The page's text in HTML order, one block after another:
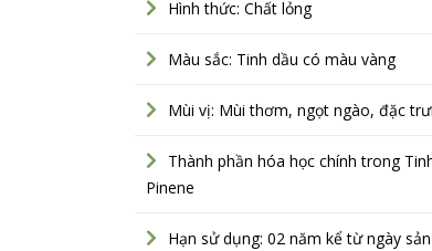
Hình thức: Chất lỏng
Màu sắc: Tinh dầu có màu vàng
Mùi vị: Mùi thơm, ngọt ngào, đặc
Thành phần hóa học chính trong
Pinene
Hạn sử dụng: 02 năm kể từ ngày